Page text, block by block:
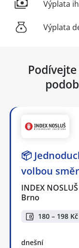
Výplata
Výplata
📦
volbou
INDEX
Brno
180 – 198
dnešní